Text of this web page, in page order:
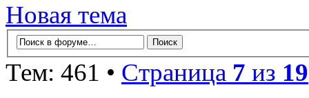
Новая тема
Тем: 461 • Страница 7 из 19